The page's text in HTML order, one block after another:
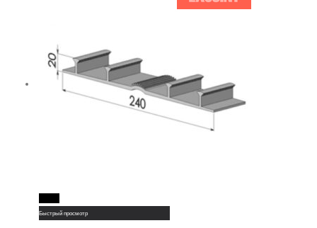
Быстрый просмотр